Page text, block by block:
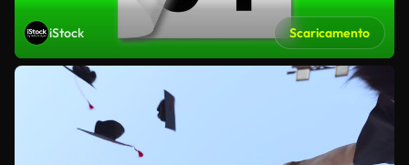
iStock Scaricamento